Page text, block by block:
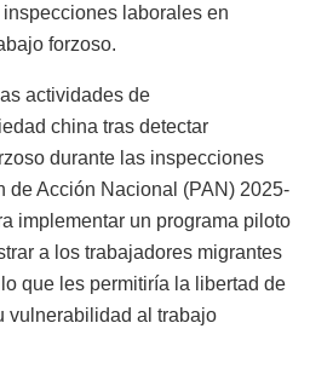
laborales en
forzoso.
actividades de
china tras detectar
durante las inspecciones
de Acción Nacional (PAN) 2025-
implementar un programa piloto
a los trabajadores migrantes
que les permitiría la libertad de
vulnerabilidad al trabajo